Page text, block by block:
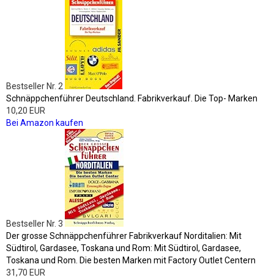
Bestseller Nr. 2
Schnäppchenführer Deutschland. Fabrikverkauf. Die Top- Marken
10,20 EUR
Bei Amazon kaufen
Bestseller Nr. 3
Der grosse Schnäppchenführer Fabrikverkauf Norditalien: Mit
Südtirol, Gardasee, Toskana und Rom: Mit Südtirol, Gardasee,
Toskana und Rom. Die besten Marken mit Factory Outlet Centern
31,70 EUR